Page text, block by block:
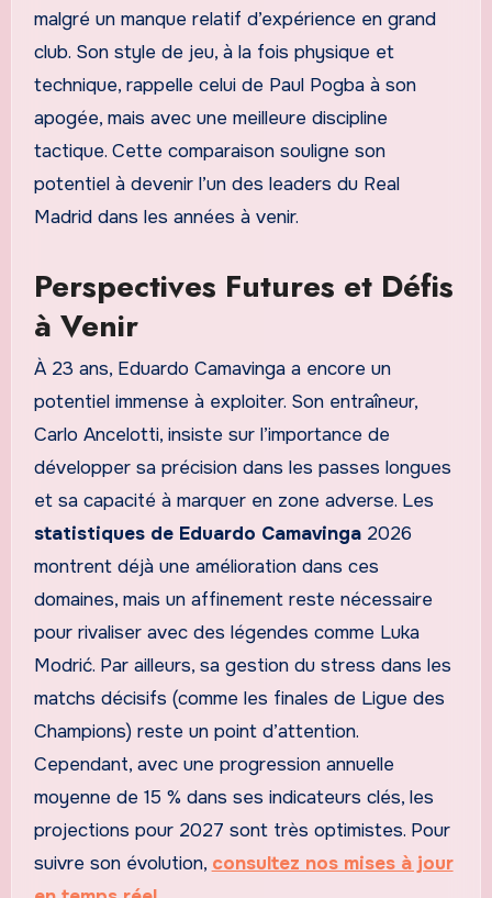
malgré un manque relatif d’expérience en grand
club. Son style de jeu, à la fois physique et
technique, rappelle celui de Paul Pogba à son
apogée, mais avec une meilleure discipline
tactique. Cette comparaison souligne son
potentiel à devenir l’un des leaders du Real
Madrid dans les années à venir.
Perspectives Futures et Défis
à Venir
À 23 ans, Eduardo Camavinga a encore un
potentiel immense à exploiter. Son entraîneur,
Carlo Ancelotti, insiste sur l’importance de
développer sa précision dans les passes longues
et sa capacité à marquer en zone adverse. Les
statistiques de Eduardo Camavinga2026
montrent déjà une amélioration dans ces
domaines, mais un affinement reste nécessaire
pour rivaliser avec des légendes comme Luka
Modrić. Par ailleurs, sa gestion du stress dans les
matchs décisifs (comme les finales de Ligue des
Champions) reste un point d’attention.
Cependant, avec une progression annuelle
moyenne de 15 % dans ses indicateurs clés, les
projections pour 2027 sont très optimistes. Pour
suivre son évolution, consultez nos mises à jour